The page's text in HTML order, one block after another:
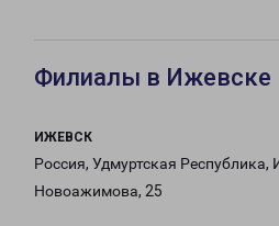
Филиалы в Ижевске
ИЖЕВСК
Россия, Удмуртская Республика,
Новоажимова, 25